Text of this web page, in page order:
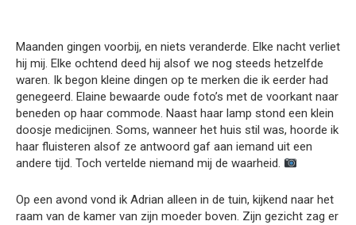
Maanden gingen voorbij, en niets veranderde. Elke nacht verliet
hij mij. Elke ochtend deed hij alsof we nog steeds hetzelfde
waren. Ik begon kleine dingen op te merken die ik eerder had
genegeerd. Elaine bewaarde oude foto’s met de voorkant naar
beneden op haar commode. Naast haar lamp stond een klein
doosje medicijnen. Soms, wanneer het huis stil was, hoorde ik
haar fluisteren alsof ze antwoord gaf aan iemand uit een
andere tijd. Toch vertelde niemand mij de waarheid.
Op een avond vond ik Adrian alleen in de tuin, kijkend naar het
raam van de kamer van zijn moeder boven. Zijn gezicht zag er